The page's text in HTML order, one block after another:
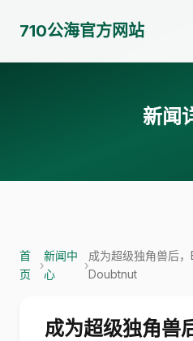
710公海官方网站
新闻
首
页
›
新闻中
心
›
成为超级独角兽后
Doubtnut
成为超级独角兽